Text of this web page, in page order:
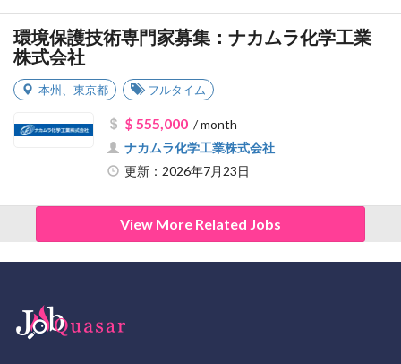
環境保護技術専門家募集：ナカムラ化学工業
株式会社
本州 東京都 フルタイム
$ 555,000/ month
ナカムラ化学工業株式会社
更新：2026年7月23日
View More Related Jobs